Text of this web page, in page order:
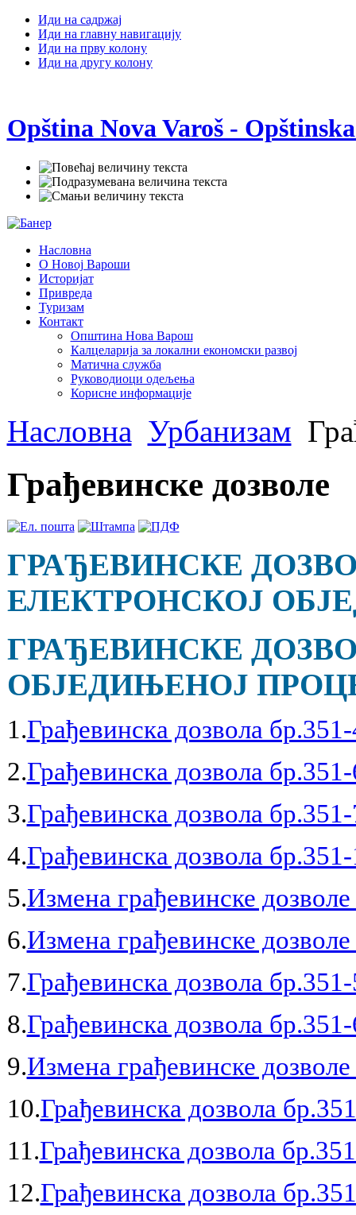
Иди на садржај
Иди на главну навигацију
Иди на прву колону
Иди на другу колону
Opština Nova Varoš -
Насловна
О Новој Вароши
Историјат
Привреда
Туризам
Контакт
Општина Нова Варош
Калцеларија за локални економски развој
Матична служба
Руководиоци одељења
Корисне информације
Насловна Урбанизам
Грађевинске дозволе
ГРАЂЕВИНСКЕ
ЕЛЕКТРОНСКОЈ
ГРАЂЕВИНСКЕ
ОБЈЕДИЊЕНОЈ
1.Грађевинска дозвола
2.Грађевинска дозвола
3.Грађевинска дозвола
4.Грађевинска дозвола
5.Измена грађевинске
6.Измена грађевинске
7.Грађевинска дозвола
8.Грађевинска дозвола
9.Измена грађевинске
10.Грађевинска дозвола
11.Грађевинска дозвола
12.Грађевинска дозвола